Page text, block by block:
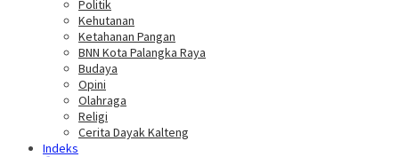
Politik
Kehutanan
Ketahanan Pangan
BNN Kota Palangka Raya
Budaya
Opini
Olahraga
Religi
Cerita Dayak Kalteng
Indeks